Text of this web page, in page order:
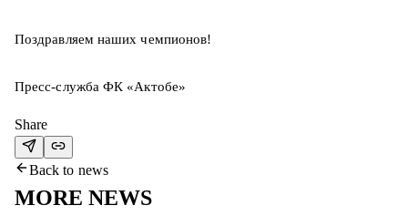
Поздравляем наших чемпионов!
Пресс-служба ФК «Актобе»
Share
Back to news
MORE NEWS